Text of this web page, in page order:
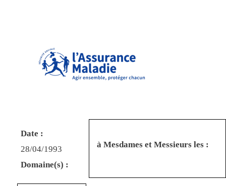
Date :
28/04/1993
Domaine(s) :
à Mesdames et Messieurs les :